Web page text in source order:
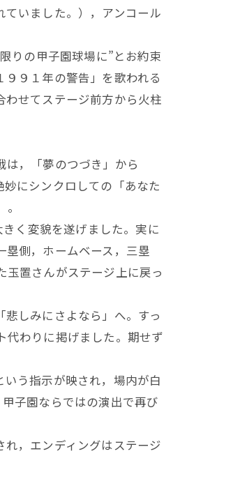
いました。），アンコール
りの甲子園球場に”とお約束
９１年の警告」を歌われる
せてステージ前方から火柱
，「夢のつづき」から
にシンクロしての「あなた
く変貌を遂げました。実に
側，ホームベース，三塁
置さんがステージ上に戻っ
しみにさよなら」へ。すっ
代わりに掲げました。期せず
う指示が映され，場内が白
子園ならではの演出で再び
，エンディングはステージ